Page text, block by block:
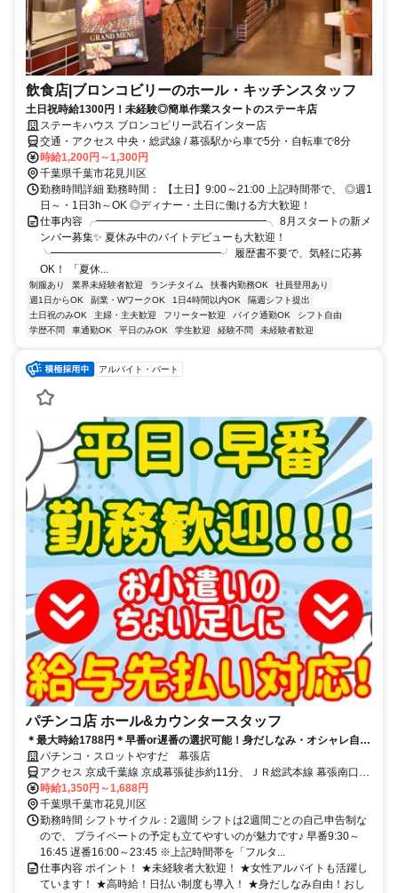
飲食店|ブロンコビリーのホール・キッチンスタッフ
土日祝時給1300円！未経験◎簡単作業スタートのステーキ店
ステーキハウス ブロンコビリー武石インター店
交通・アクセス 中央・総武線 / 幕張駅から車で5分・自転車で8分
時給1,200円～1,300円
千葉県千葉市花見川区
勤務時間詳細 勤務時間： 【土日】9:00～21:00 上記時間帯で、 ◎週1
日～・1日3h～OK ◎ディナー・土日に働ける方大歓迎！
仕事内容 ╭━━━━━━━━━━━━━━━━╮ 8月スタートの新メ
ンバー募集✨ 夏休み中のバイトデビューも大歓迎！
╰━━━━━━━━━━━━━━━━╯ 履歴書不要で、気軽に応募
OK！ 「夏休...
制服あり 業界未経験者歓迎 ランチタイム 扶養内勤務OK
社員登用あり
週1日からOK
副業・WワークOK 1日4時間以内OK
隔週シフト提出
土日祝のみOK
主婦・主夫歓迎 フリーター歓迎 バイク通勤OK
シフト自由
学歴不問
車通勤OK 平日のみOK 学生歓迎 経験不問 未経験者歓迎
アルバイト・パート
パチンコ店 ホール&カウンタースタッフ
＊最大時給1788円＊早番or遅番の選択可能！身だしなみ・オシャレ自
由！未経験者も大歓迎！好待遇バイトなら「やすだ」で決まり！
パチンコ・スロットやすだ 幕張店
アクセス 京成千葉線 京成幕張徒歩約11分、ＪＲ総武本線 幕張南口徒
歩約13分
時給1,350円～1,688円
千葉県千葉市花見川区
勤務時間 シフトサイクル：2週間 シフトは2週間ごとの自己申告制な
ので、 プライベートの予定も立てやすいのが魅力です♪ 早番9:30～
16:45 遅番16:00～23:45 ※上記時間帯を「フルタ...
仕事内容 ポイント！ ★未経験者大歓迎！ ★女性アルバイトも活躍し
ています！ ★高時給！日払い制度も導入！ ★身だしなみ自由！おし